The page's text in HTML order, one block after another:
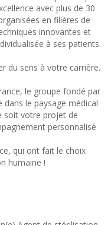
avec plus de 30
en filières de
innovantes et
à ses patients.
du sens à votre carrière.
le groupe fondé par
dans le paysage médical
soit votre projet de
personnalisé
qui ont fait le choix
humaine !